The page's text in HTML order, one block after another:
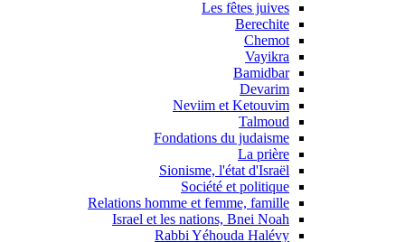
Les fêtes juives
Berechite
Chemot
Vayikra
Bamidbar
Devarim
Neviim et Ketouvim
Talmoud
Fondations du judaisme
La prière
Sionisme, l'état d'Israël
Société et politique
Relations homme et femme, famille
Israel et les nations, Bnei Noah
Rabbi Yéhouda Halévy